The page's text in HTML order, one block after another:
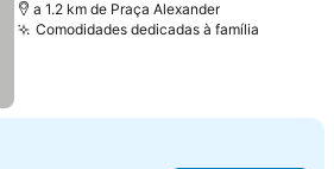
a 1.2 km de Praça Alexander
Comodidades dedicadas à família